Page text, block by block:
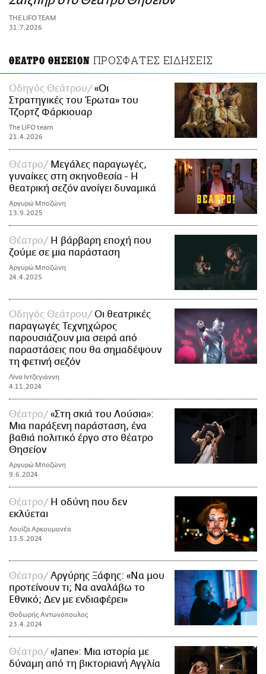
ΑΜΠΑ
PRINT
THE LIFO TEAM
31.7.2026
ΘΕΑΤΡΟ ΘΗΣΕΙΟΝ ΠΡΟΣΦΑΤΕΣ ΕΙΔΗΣΕΙΣ
Οδηγός Θεάτρου
«Οι
Στρατηγικές του Έρωτα» του
Τζορτζ Φάρκιουαρ
The LiFO team
21.4.2026
Θέατρο
Μεγάλες παραγωγές,
γυναίκες στη σκηνοθεσία - Η
θεατρική σεζόν ανοίγει δυναμικά
Αργυρώ Μποζώνη
13.9.2025
Θέατρο
Η βάρβαρη εποχή που
ζούμε σε μια παράσταση
Αργυρώ Μποζώνη
24.4.2025
Οδηγός Θεάτρου
Οι θεατρικές
παραγωγές Τεχνηχώρος
παρουσιάζουν μια σειρά από
παραστάσεις που θα σημαδέψουν
τη φετινή σεζόν
Λίνα Ιντζεγιάννη
4.11.2024
Θέατρο
«Στη σκιά του Λούσια»:
Μια παράξενη παράσταση, ένα
βαθιά πολιτικό έργο στο θέατρο
Θησείον
Αργυρώ Μποζώνη
9.6.2024
Θέατρο
Η οδύνη που δεν
εκλύεται
Λουίζα Αρκουμανέα
13.5.2024
Θέατρο
Αργύρης Ξάφης: «Να μου
προτείνουν τι; Να αναλάβω το
Εθνικό; Δεν με ενδιαφέρει»
Θοδωρής Αντωνόπουλος
23.4.2024
Θέατρο
«Jane»: Μια ιστορία με
δύναμη από τη βικτοριανή Αγγλία